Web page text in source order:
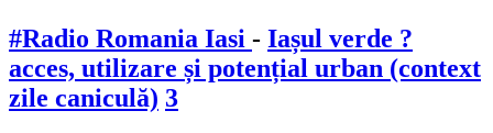
#Radio Romania Iasi - Iașul verde ?
acces, utilizare și potențial urban (context
zile caniculă) 3